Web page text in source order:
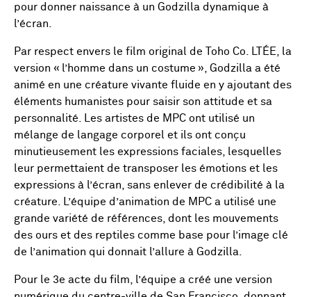
pour donner naissance à un Godzilla dynamique à
l’écran.
Par respect envers le film original de Toho Co. LTÉE, la
version « l’homme dans un costume », Godzilla a été
animé en une créature vivante fluide en y ajoutant des
éléments humanistes pour saisir son attitude et sa
personnalité. Les artistes de MPC ont utilisé un
mélange de langage corporel et ils ont conçu
minutieusement les expressions faciales, lesquelles
leur permettaient de transposer les émotions et les
expressions à l’écran, sans enlever de crédibilité à la
créature. L’équipe d’animation de MPC a utilisé une
grande variété de références, dont les mouvements
des ours et des reptiles comme base pour l’image clé
de l’animation qui donnait l’allure à Godzilla.
Pour le 3e acte du film, l’équipe a créé une version